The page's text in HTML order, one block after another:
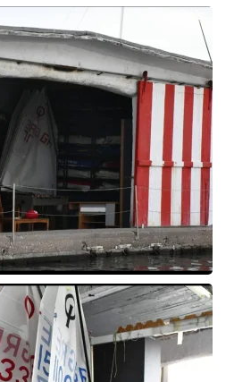
READ MORE